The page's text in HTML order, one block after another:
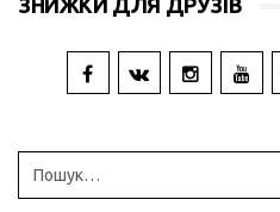
ЗНИЖКИ ДЛЯ ДРУЗІВ